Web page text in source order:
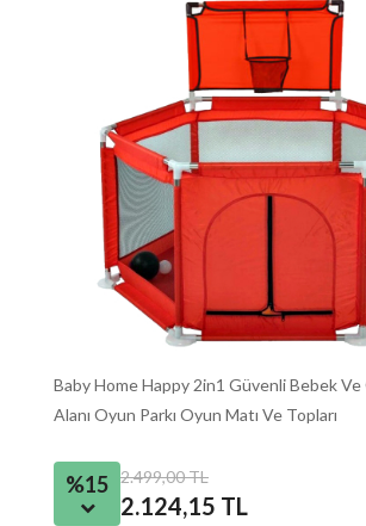
Baby Home Happy 2in1 Güvenli Bebek
Alanı Oyun Parkı Oyun Matı Ve Topları
%15 2.499,00 TL
2.124,15 TL